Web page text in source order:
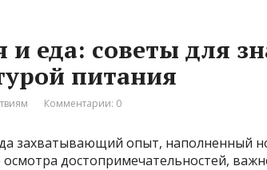
и еда: советы для
питания
Комментарии: 0
захватывающий опыт, наполненный
достопримечательностей,